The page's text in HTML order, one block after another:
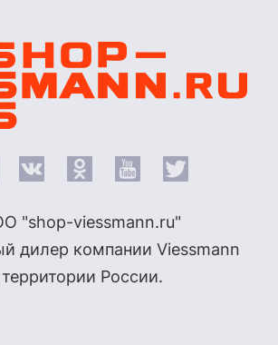
"shop-viessmann.ru"
дилер компании Viessmann
России.